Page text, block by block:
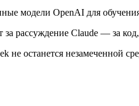
модели OpenAI для
рассуждение Claude — за
не останется незамеченной